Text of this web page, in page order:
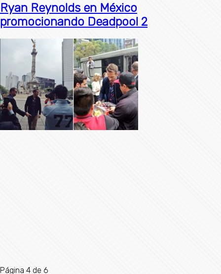
Ryan Reynolds en México
promocionando Deadpool 2
Página 4 de 6